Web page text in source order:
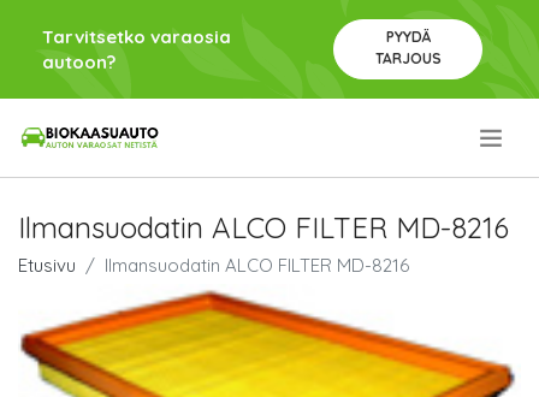
Tarvitsetko varaosia
autoon?
PYYDÄ
TARJOUS
Ilmansuodatin ALCO FILTER MD-8216
Etusivu Ilmansuodatin ALCO FILTER MD-8216